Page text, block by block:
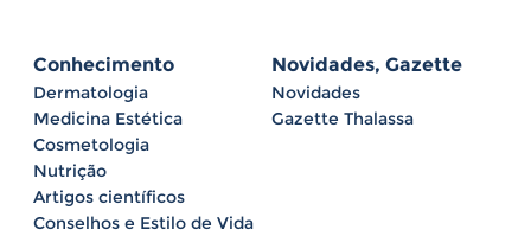
Conhecimento
Dermatologia
Medicina Estética
Cosmetologia
Nutrição
Artigos científicos
Conselhos e Estilo de Vida
Novidades, Gazette
Novidades
Gazette Thalassa